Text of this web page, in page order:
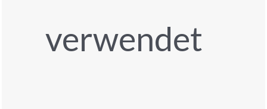
verwendet